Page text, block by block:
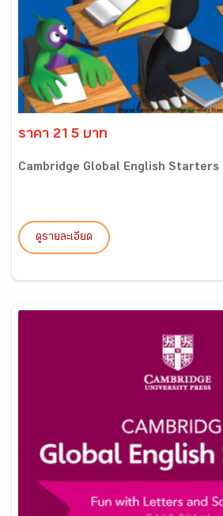
ราคา 215 บาท
Cambridge Global English Starters
ดูรายละเอียด